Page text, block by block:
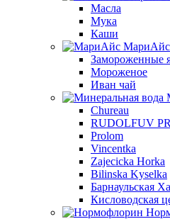
Масла
Мука
Каши
МариАйс
Замороженные
Мороженое
Иван чай
Chureau
RUDOLFUV
Prolom
Vincentka
Zajecicka Horka
Bilinska Kyselka
Барнаульская
Кисловодская